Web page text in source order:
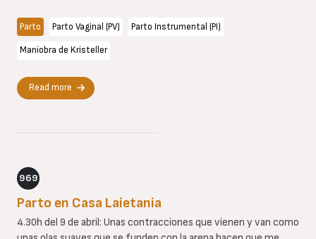
Parto Parto Vaginal (PV) Parto Instrumental (PI)
Maniobra de Kristeller
Read more
969
Parto en Casa Laietania
4.30h del 9 de abril: Unas contracciones que vienen y van como